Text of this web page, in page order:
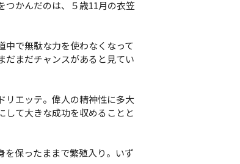
つかんだのは、５歳11月の衣笠
中で無駄な力を使わなくなって
だまだチャンスがあると見てい
リエッテ。偉人の精神性に多大
して大きな成功を収めることと
保ったままで繁殖入り。いず